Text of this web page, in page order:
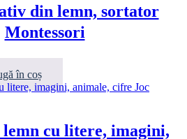
din lemn, sortator
Montessori
în coș
cu litere, imagini,